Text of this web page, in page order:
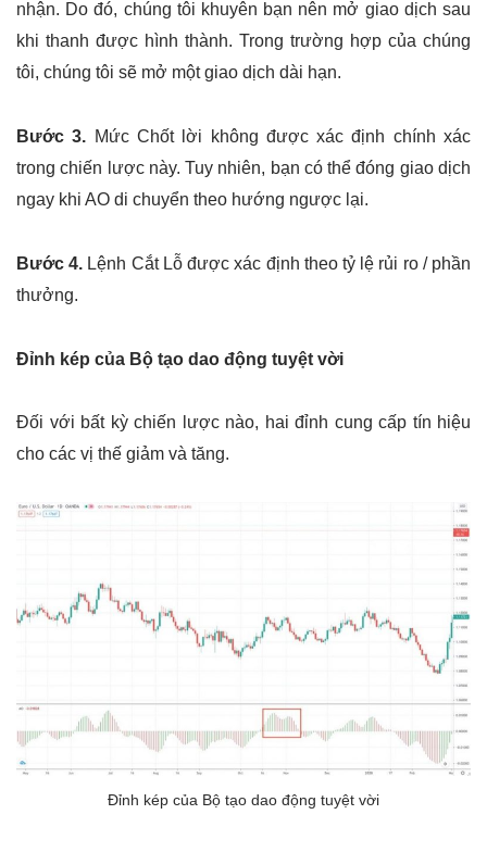
nhận. Do đó, chúng tôi khuyên bạn nên mở giao dịch sau
khi thanh được hình thành. Trong trường hợp của chúng
tôi, chúng tôi sẽ mở một giao dịch dài hạn.
Bước 3. Mức Chốt lời không được xác định chính xác
trong chiến lược này. Tuy nhiên, bạn có thể đóng giao dịch
ngay khi AO di chuyển theo hướng ngược lại.
Bước 4. Lệnh Cắt Lỗ được xác định theo tỷ lệ rủi ro / phần
thưởng.
Đỉnh kép của Bộ tạo dao động tuyệt vời
Đối với bất kỳ chiến lược nào, hai đỉnh cung cấp tín hiệu
cho các vị thế giảm và tăng.
Đỉnh kép của Bộ tạo dao động tuyệt vời